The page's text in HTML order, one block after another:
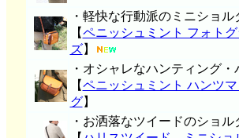
・軽快な行動派のミニショル
【ペニッシュミント フォト
ズ】
・オシャレなハンティング・
【ペニッシュミント ハンツ
グ】
・お洒落なツイードのショル